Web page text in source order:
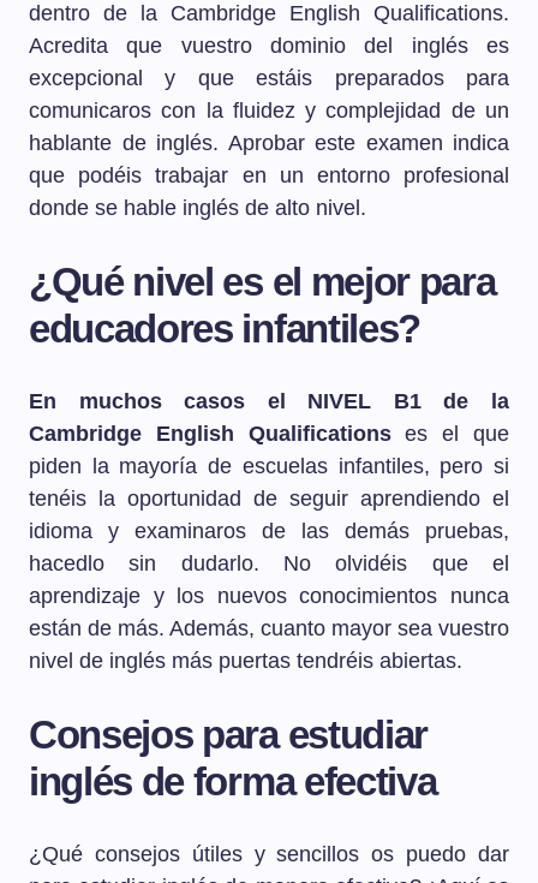
dentro de la Cambridge English Qualifications.
Acredita que vuestro dominio del inglés es
excepcional y que estáis preparados para
comunicaros con la fluidez y complejidad de un
hablante de inglés. Aprobar este examen indica
que podéis trabajar en un entorno profesional
donde se hable inglés de alto nivel.
¿Qué nivel es el mejor para
educadores infantiles?
En muchos casos el NIVEL B1 de la
Cambridge English Qualificationses el que
piden la mayoría de escuelas infantiles, pero si
tenéis la oportunidad de seguir aprendiendo el
idioma y examinaros de las demás pruebas,
hacedlo sin dudarlo. No olvidéis que el
aprendizaje y los nuevos conocimientos nunca
están de más. Además, cuanto mayor sea vuestro
nivel de inglés más puertas tendréis abiertas.
Consejos para estudiar
inglés de forma efectiva
¿Qué consejos útiles y sencillos os puedo dar